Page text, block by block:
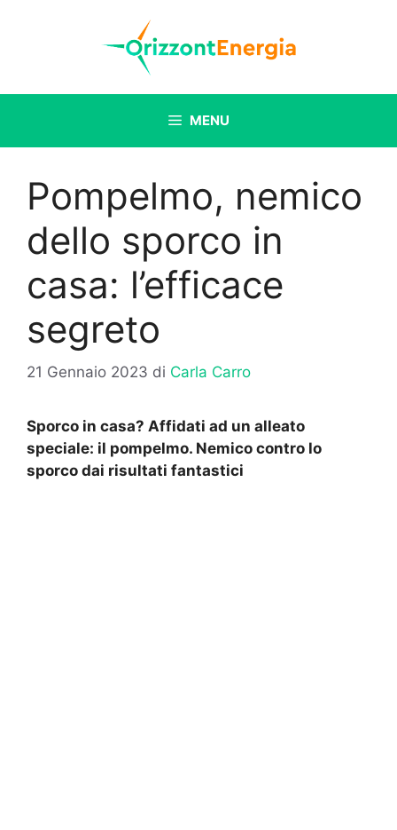
MENU
Pompelmo, nemico
dello sporco in
casa: l’efficace
segreto
21 Gennaio 2023 di Carla Carro
Sporco in casa? Affidati ad un alleato
speciale: il pompelmo. Nemico contro lo
sporco dai risultati fantastici